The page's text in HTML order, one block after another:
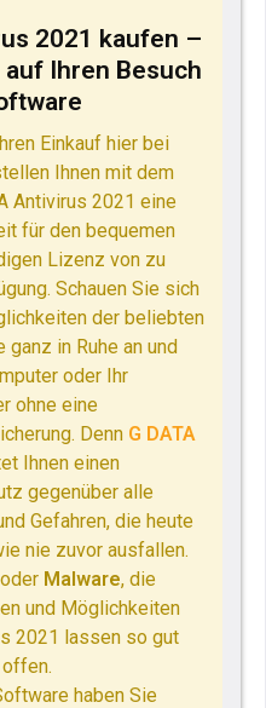
2021 kaufen –
Ihren Besuch
Einkauf hier bei
Ihnen mit dem
Antivirus 2021 eine
für den bequemen
Lizenz von zu
Schauen Sie sich
der beliebten
in Ruhe an und
oder Ihr
ohne eine
Denn G DATA
Ihnen einen
gegenüber alle
Gefahren, die heute
nie zuvor ausfallen.
oder Malware, die
und Möglichkeiten
2021 lassen so gut
haben Sie